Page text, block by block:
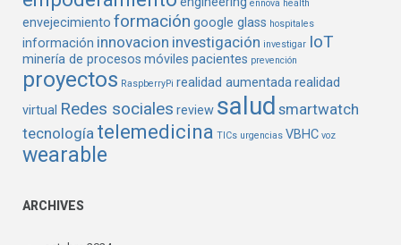
ennova health
envejecimiento formación google glass hospitales
información innovacion investigación investigar IoT
minería de procesos móviles pacientes prevención
proyectos RaspberryPi realidad aumentadarealidad
virtual Redes sociales review salud smartwatch
tecnología telemedicina TICs urgencias VBHC voz
wearable
ARCHIVES